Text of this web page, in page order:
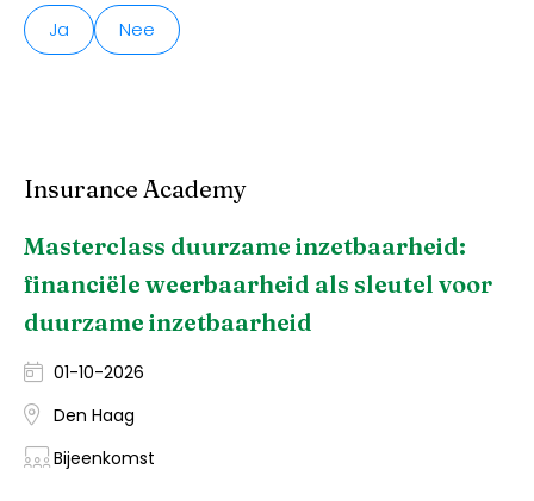
Ja Nee
Insurance Academy
Masterclass duurzame inzetbaarheid:
financiële weerbaarheid als sleutel voor
duurzame inzetbaarheid
01-10-2026
Den Haag
Bijeenkomst